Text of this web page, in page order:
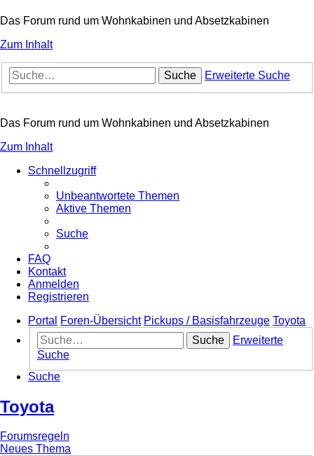
Das Forum rund um Wohnkabinen und Absetzkabinen
Zum Inhalt
Suche Erweiterte Suche
Das Forum rund um Wohnkabinen und Absetzkabinen
Zum Inhalt
Schnellzugriff
Unbeantwortete Themen
Aktive Themen
Suche
FAQ
Kontakt
Anmelden
Registrieren
Portal
Foren-Übersicht Pickups / Basisfahrzeuge Toyota
Suche
Erweiterte
Suche
Suche
Toyota
Forumsregeln
Neues Thema